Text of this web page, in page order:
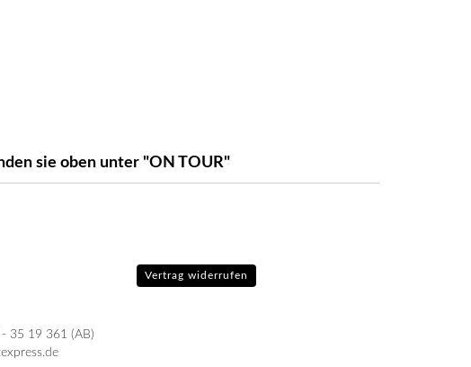
sie oben unter "ON TOUR"
- 35 19 361 (AB)
Vertrag widerrufen